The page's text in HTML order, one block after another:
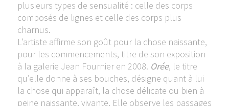
plusieurs types de sensualité : celle des corps
composés de lignes et celle des corps plus
charnus.
L’artiste affirme son goût pour la chose naissante,
pour les commencements, titre de son exposition
à la galerie Jean Fournier en 2008. Orée, le titre
qu’elle donne à ses bouches, désigne quant à lui
la chose qui apparaît, la chose délicate ou bien à
peine naissante, vivante. Elle observe les passages